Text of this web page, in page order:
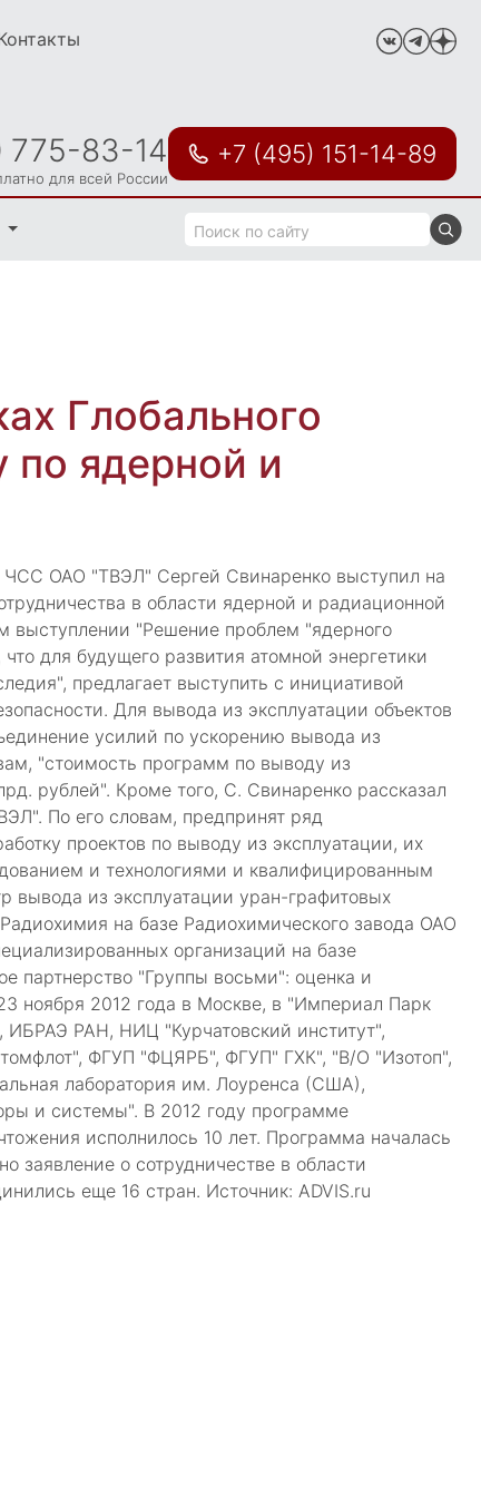
775-83-14
для всей России
+7 (495) 151-14-89
Глобального
по ядерной и
ЧСС ОАО "ТВЭЛ" Сергей Свинаренко выступил на
в области ядерной и радиационной
выступлении "Решение проблем "ядерного
для будущего развития атомной энергетики
предлагает выступить с инициативой
Для вывода из эксплуатации объектов
усилий по ускорению вывода из
"стоимость программ по выводу из
рублей". Кроме того, С. Свинаренко рассказал
По его словам, предпринят ряд
проектов по выводу из эксплуатации, их
и технологиями и квалифицированным
вывода из эксплуатации уран-графитовых
на базе Радиохимического завода ОАО
организаций на базе
партнерство "Группы восьми": оценка и
ноября 2012 года в Москве, в "Империал Парк
ИБРАЭ РАН, НИЦ "Курчатовский институт",
ФГУП "ФЦЯРБ", ФГУП" ГХК", "В/О "Изотоп",
лаборатория им. Лоуренса (США),
и системы". В 2012 году программе
исполнилось 10 лет. Программа началась
заявление о сотрудничестве в области
еще 16 стран. Источник: ADVIS.ru